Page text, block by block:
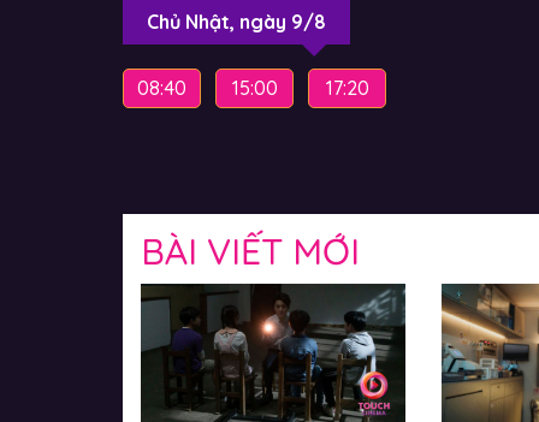
Chủ Nhật, ngày 9/8
08:40 15:00 17:20
BÀI VIẾT MỚI